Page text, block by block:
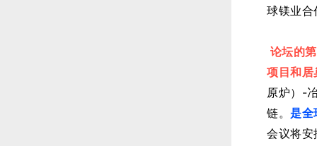
球镁业合
论坛的
项目和居
原炉）-
链。是全
会议将安